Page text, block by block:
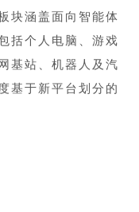
块涵盖面向智能体
括个人电脑、游戏
基站、机器人及汽
基于新平台划分的